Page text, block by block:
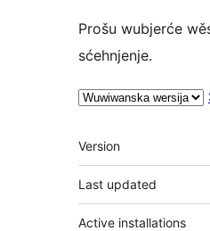
Prošu wubjerće
sćehnjenje.
Meta
Version
Last updated
Active installations